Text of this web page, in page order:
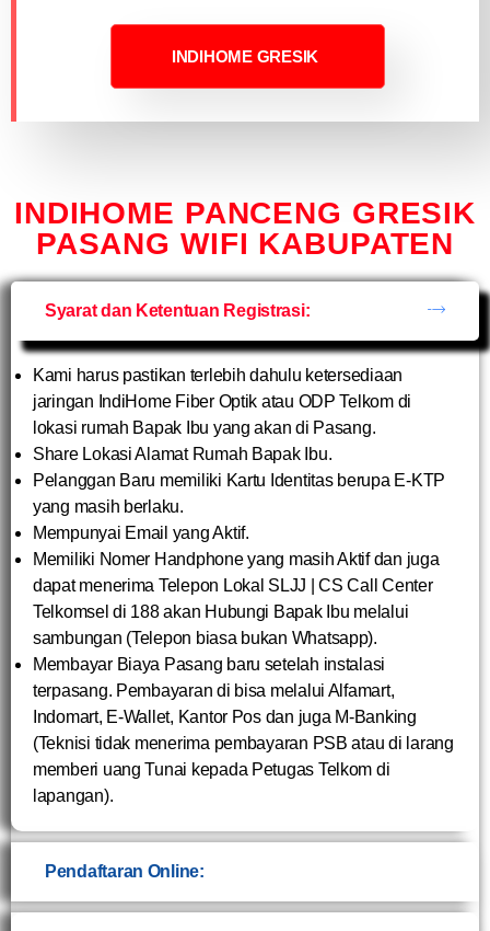
INDIHOME GRESIK
INDIHOME PANCENG GRESIK
PASANG WIFI KABUPATEN
Syarat dan Ketentuan Registrasi:
Kami harus pastikan terlebih dahulu ketersediaan
jaringan IndiHome Fiber Optik atau ODP Telkom di
lokasi rumah Bapak Ibu yang akan di Pasang.
Share Lokasi Alamat Rumah Bapak Ibu.
Pelanggan Baru memiliki Kartu Identitas berupa E-KTP
yang masih berlaku.
Mempunyai Email yang Aktif.
Memiliki Nomer Handphone yang masih Aktif dan juga
dapat menerima Telepon Lokal SLJJ | CS Call Center
Telkomsel di 188 akan Hubungi Bapak Ibu melalui
sambungan (Telepon biasa bukan Whatsapp).
Membayar Biaya Pasang baru setelah instalasi
terpasang. Pembayaran di bisa melalui Alfamart,
Indomart, E-Wallet, Kantor Pos dan juga M-Banking
(Teknisi tidak menerima pembayaran PSB atau di larang
memberi uang Tunai kepada Petugas Telkom di
lapangan).
Pendaftaran Online: